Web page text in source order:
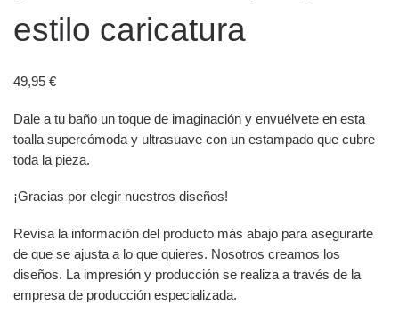
estilo caricatura
49,95 €
Dale a tu baño un toque de imaginación y envuélvete en esta
toalla supercómoda y ultrasuave con un estampado que cubre
toda la pieza.
¡Gracias por elegir nuestros diseños!
Revisa la información del producto más abajo para asegurarte
de que se ajusta a lo que quieres. Nosotros creamos los
diseños. La impresión y producción se realiza a través de la
empresa de producción especializada.